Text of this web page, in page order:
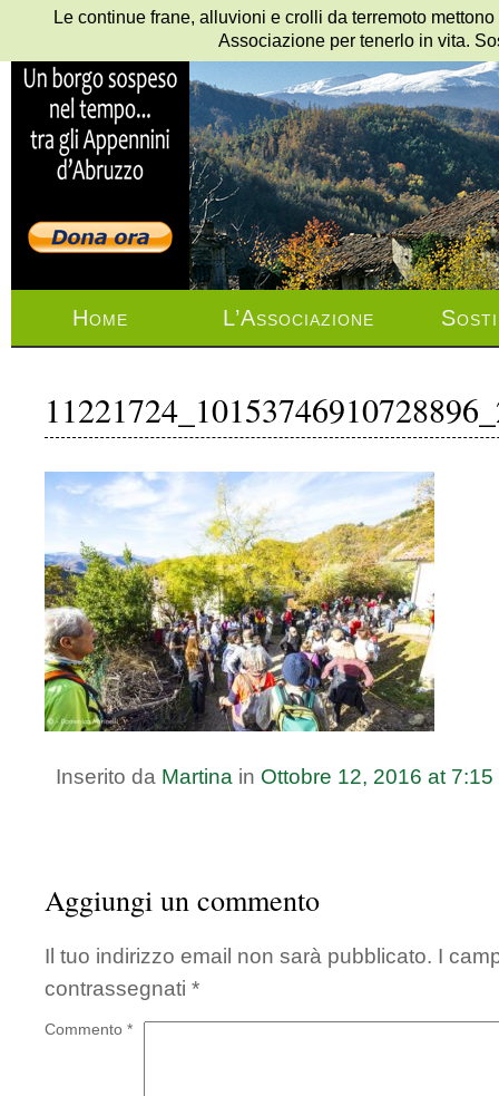
Home L’Associazione
Inserito da Martina in Ottobre 12, 2016 at 7:15
Aggiungi un commento
Il tuo indirizzo email non sarà pubblicato. I
contrassegnati *
Commento *
Le continue frane, alluvioni e crolli da terremoto
Associazione per tenerlo in vita.